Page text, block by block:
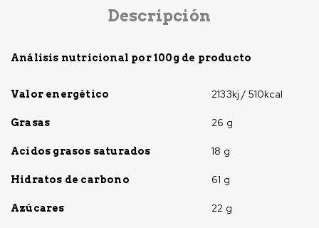
Descripción
Análisis nutricional por 100g de producto
Valor energético 2133kj / 510kcal
Grasas 26 g
Acidos grasos saturados 18 g
Hidratos de carbono 61 g
Azúcares 22 g